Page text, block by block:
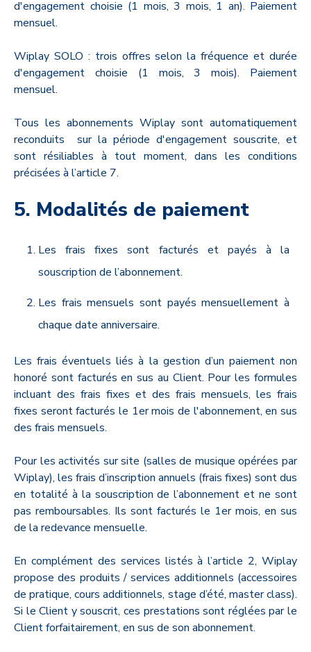
d'engagement choisie (1 mois, 3 mois, 1 an). Paiement
mensuel.
Wiplay SOLO : trois offres selon la fréquence et durée
d'engagement choisie (1 mois, 3 mois). Paiement
mensuel.
Tous les abonnements Wiplay sont automatiquement
reconduits sur la période d'engagement souscrite, et
sont résiliables à tout moment, dans les conditions
précisées à l’article 7.
5. Modalités de paiement
Les frais fixes sont facturés et payés à la
souscription de l’abonnement.
Les frais mensuels sont payés mensuellement à
chaque date anniversaire.
Les frais éventuels liés à la gestion d’un paiement non
honoré sont facturés en sus au Client. Pour les formules
incluant des frais fixes et des frais mensuels, les frais
fixes seront facturés le 1er mois de l'abonnement, en sus
des frais mensuels.
Pour les activités sur site (salles de musique opérées par
Wiplay), les frais d’inscription annuels (frais fixes) sont dus
en totalité à la souscription de l’abonnement et ne sont
pas remboursables. Ils sont facturés le 1er mois, en sus
de la redevance mensuelle.
En complément des services listés à l’article 2, Wiplay
propose des produits / services additionnels (accessoires
de pratique, cours additionnels, stage d’été, master class).
Si le Client y souscrit, ces prestations sont réglées par le
Client forfaitairement, en sus de son abonnement.